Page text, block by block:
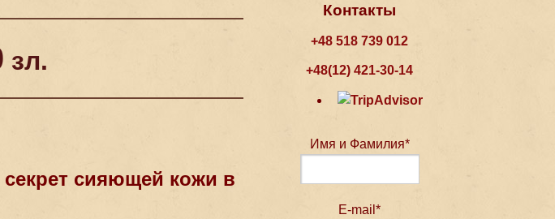
зл.
сияющей кожи в
Контакты
+48 518 739 012
+48(12) 421-30-14
Имя и Фамилия*
E-mail*